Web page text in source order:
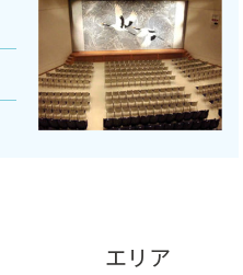
エリア